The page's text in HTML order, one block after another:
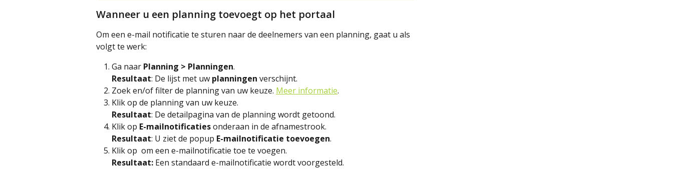
Wanneer u een planning toevoegt op het portaal
Om een e-mail notificatie te sturen naar de deelnemers van een planning, gaat u als
volgt te werk:
Ga naar Planning > Planningen.
Resultaat: De lijst met uw planningen verschijnt.
Zoek en/of filter de planning van uw keuze. Meer informatie.
Klik op de planning van uw keuze.
Resultaat: De detailpagina van de planning wordt getoond.
Klik op E-mailnotificaties onderaan in de afnamestrook.
Resultaat: U ziet de popup E-mailnotificatie toevoegen.
Klik op om een e-mailnotificatie toe te voegen.
Resultaat: Een standaard e-mailnotificatie wordt voorgesteld.